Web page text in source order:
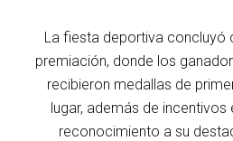
La fiesta deportiva concluyó
premiación, donde los
recibieron medallas de
lugar, además de
reconocimiento a su